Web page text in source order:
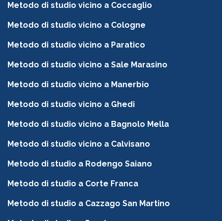
Metodo di studio vicino a Coccaglio
Metodo di studio vicino a Cologne
Metodo di studio vicino a Paratico
Metodo di studio vicino a Sale Marasino
Metodo di studio vicino a Manerbio
Metodo di studio vicino a Ghedi
Metodo di studio vicino a Bagnolo Mella
Metodo di studio vicino a Calvisano
Metodo di studio a Rodengo Saiano
Metodo di studio a Corte Franca
Metodo di studio a Cazzago San Martino